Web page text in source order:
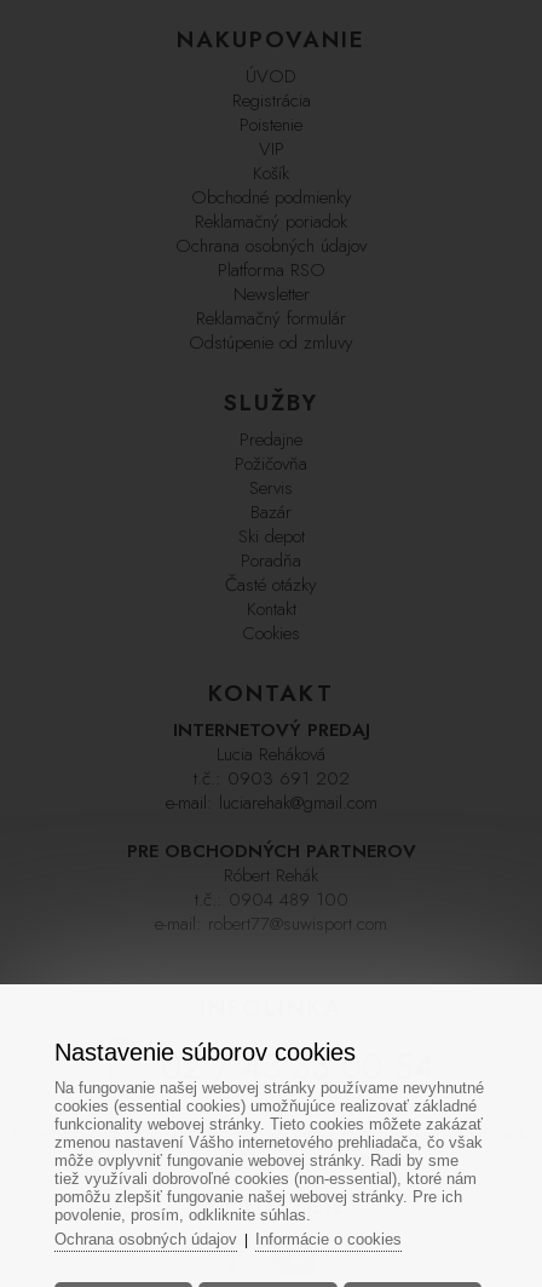
NAKUPOVANIE
ÚVOD
Registrácia
Poistenie
VIP
Košík
Obchodné podmienky
Reklamačný poriadok
Ochrana osobných údajov
Platforma RSO
Newsletter
Reklamačný formulár
Odstúpenie od zmluvy
SLUŽBY
Predajne
Požičovňa
Servis
Bazár
Ski depot
Poradňa
Časté otázky
Kontakt
Cookies
KONTAKT
INTERNETOVÝ PREDAJ
Lucia Reháková
t.č.: 0903 691 202
e-mail: luciarehak@gmail.com
PRE OBCHODNÝCH PARTNEROV
Róbert Rehák
t.č.: 0904 489 100
e-mail: robert77@suwisport.com
02 / 43 33 00 54
Ak sa nedovoláte na prvýkrát skúste zavolať neskôr,linka býva počas sezóny často
veľmi vyťažená. Ďakujeme za pochopenie
SOCIÁLNE SIETE
Nastavenie súborov cookies
Na fungovanie našej webovej stránky používame nevyhnutné
cookies (essential cookies) umožňujúce realizovať základné
funkcionality webovej stránky. Tieto cookies môžete zakázať
zmenou nastavení Vášho internetového prehliadača, čo však
môže ovplyvniť fungovanie webovej stránky. Radi by sme
tiež využívali dobrovoľné cookies (non-essential), ktoré nám
pomôžu zlepšiť fungovanie našej webovej stránky. Pre ich
povolenie, prosím, odkliknite súhlas.
Ochrana osobných údajov| Informácie o cookies